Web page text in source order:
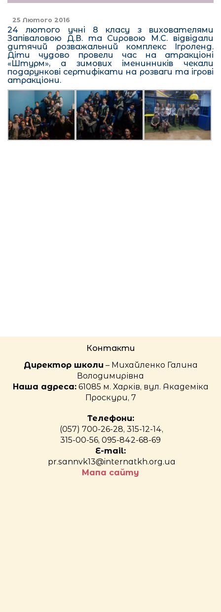
25 Лютого 2016
24 лютого учні 8 класу з вихователями
Запіваловою Д.В. та Сировою М.С. відвідали
дитячий розважальний комплекс Ігроленд.
Діти чудово провели час на атракціоні
«Штурм», а зимових іменинників чекали
подарункові сертифікати на розваги та ігрові
атракціони.
Контакти
Директор школи – Михайленко Галина
Володимирівна
Наша адреса:61085 м. Харків, вул. Академіка
Проскури, 7
Телефони:
(057) 700-26-28, 315-12-14,
315-00-56, 095-842-68-69
E-mail:
pr.sannvk13@internatkh.org.ua
Мапа сайту